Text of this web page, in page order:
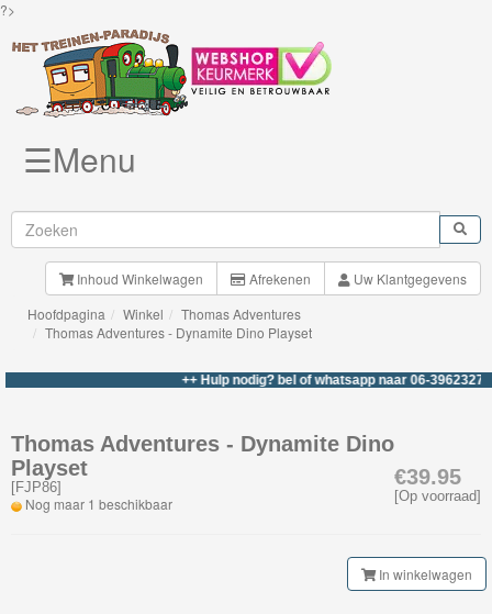
?>
Brio
Treinen
BigJigs
&
Märklin
My
☰Menu
Inhoud Winkelwagen Afrekenen
Uw Klantgegevens
Hoofdpagina
Winkel
Thomas Adventures
Thomas Adventures - Dynamite Dino Playset
++ Hulp nodig? bel of whatsapp naar 06-39623276
€39.95
[Op voorraad]
Thomas Adventures - Dynamite Dino
Playset
[FJP86]
Nog maar 1 beschikbaar
In winkelwagen